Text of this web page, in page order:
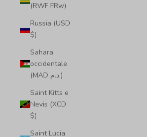
(RWF FRw)
Russia (USD
$)
Sahara
occidentale
(MAD د.م.)
Saint Kitts e
Nevis (XCD
$)
Saint Lucia